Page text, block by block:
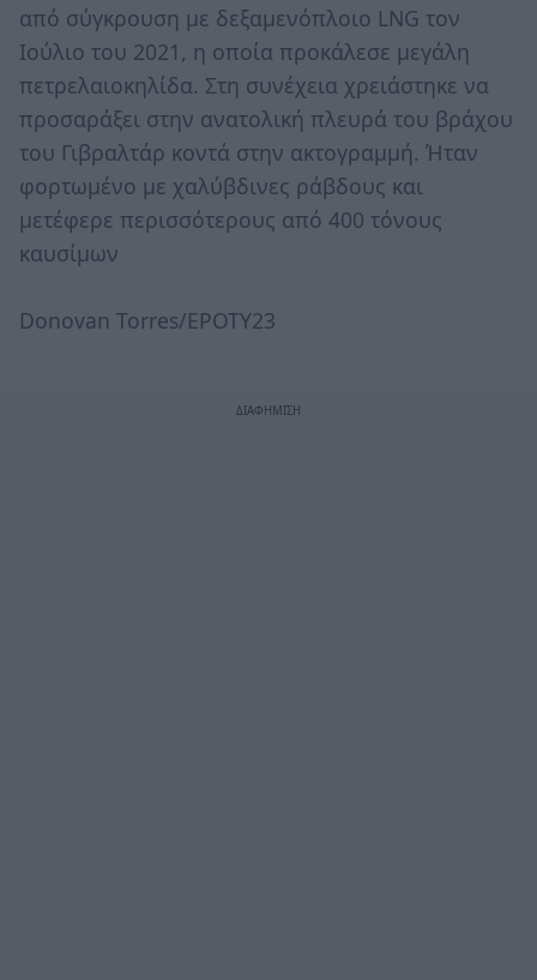
από σύγκρουση με δεξαμενόπλοιο LNG τον
Ιούλιο του 2021, η οποία προκάλεσε μεγάλη
πετρελαιοκηλίδα. Στη συνέχεια χρειάστηκε να
προσαράξει στην ανατολική πλευρά του βράχου
του Γιβραλτάρ κοντά στην ακτογραμμή. Ήταν
φορτωμένο με χαλύβδινες ράβδους και
μετέφερε περισσότερους από 400 τόνους
καυσίμων
Donovan Torres/EPOTY23